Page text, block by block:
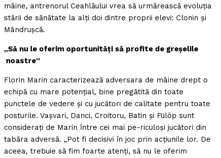
mâine, antrenorul Ceahlăului vrea să urmărească evoluţia
stării de sănătate la alţi doi dintre proprii elevi: Clonin şi
Mândruşcă.
„Să nu le oferim oportunităţi să profite de greşelile
noastre“
Florin Marin caracterizează adversara de mâine drept o
echipă cu mare potenţial, bine pregătită din toate
punctele de vedere şi cu jucători de calitate pentru toate
posturile. Vaşvari, Danci, Croitoru, Batin şi Fülöp sunt
consideraţi de Marin între cei mai pe-riculoşi jucători din
tabăra adversă. „Pot fi decisivi în joc prin acţiunile lor. De
aceea, trebuie să fim foarte atenţi, să nu le oferim